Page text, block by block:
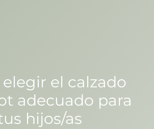
el calzado
adecuado para
hijos/as